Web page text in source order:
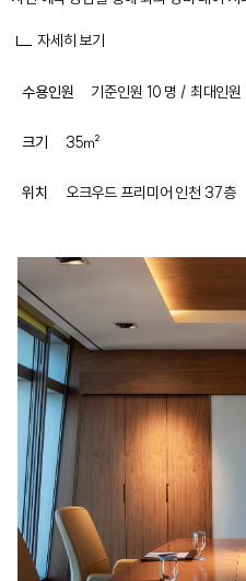
자세히 보기
수용인원 기준인원 10 명 / 최대인원
크기 35㎡
위치 오크우드 프리미어 인천 37층